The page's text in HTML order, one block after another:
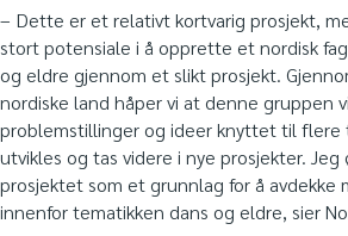
– Dette er et relativt kortvarig prosjekt,
stort potensiale i å opprette et nordisk
og eldre gjennom et slikt prosjekt.
nordiske land håper vi at denne gruppen
problemstillinger og ideer knyttet til flere
utvikles og tas videre i nye prosjekter.
prosjektet som et grunnlag for å avdekke
innenfor tematikken dans og eldre, sier